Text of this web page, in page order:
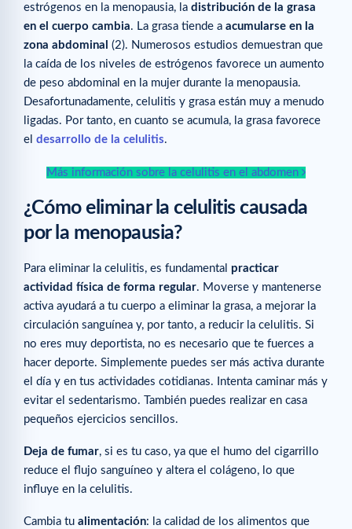
estrógenos en la menopausia, la distribución de la grasa
en el cuerpo cambia. La grasa tiende a acumularse en la
zona abdominal (2). Numerosos estudios demuestran que
la caída de los niveles de estrógenos favorece un aumento
de peso abdominal en la mujer durante la menopausia.
Desafortunadamente, celulitis y grasa están muy a menudo
ligadas. Por tanto, en cuanto se acumula, la grasa favorece
el desarrollo de la celulitis.
Más información sobre la celulitis en el abdomen
¿Cómo eliminar la celulitis causada
por la menopausia?
Para eliminar la celulitis, es fundamental practicar
actividad física de forma regular. Moverse y mantenerse
activa ayudará a tu cuerpo a eliminar la grasa, a mejorar la
circulación sanguínea y, por tanto, a reducir la celulitis. Si
no eres muy deportista, no es necesario que te fuerces a
hacer deporte. Simplemente puedes ser más activa durante
el día y en tus actividades cotidianas. Intenta caminar más y
evitar el sedentarismo. También puedes realizar en casa
pequeños ejercicios sencillos.
Deja de fumar, si es tu caso, ya que el humo del cigarrillo
reduce el flujo sanguíneo y altera el colágeno, lo que
influye en la celulitis.
Cambia tu alimentación: la calidad de los alimentos que